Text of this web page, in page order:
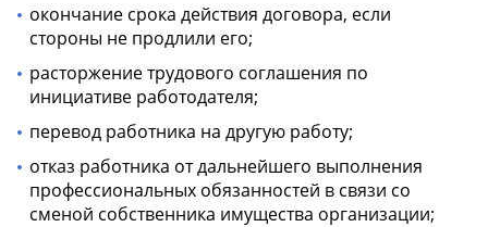
окончание срока действия договора, если
стороны не продлили его;
расторжение трудового соглашения по
инициативе работодателя;
перевод работника на другую работу;
отказ работника от дальнейшего выполнения
профессиональных обязанностей в связи со
сменой собственника имущества организации;